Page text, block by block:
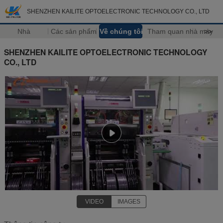
SHENZHEN KAILITE OPTOELECTRONIC TECHNOLOGY CO., LTD
Nhà Các sản phẩm Về chúng tôi Tham quan nhà máy
>>
SHENZHEN KAILITE OPTOELECTRONIC TECHNOLOGY
CO., LTD
VIDEO IMAGES